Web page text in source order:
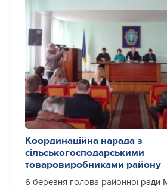
Координаційна нарада з
сільськогосподарськими
товаровиробниками району
6 березня голова районної ради